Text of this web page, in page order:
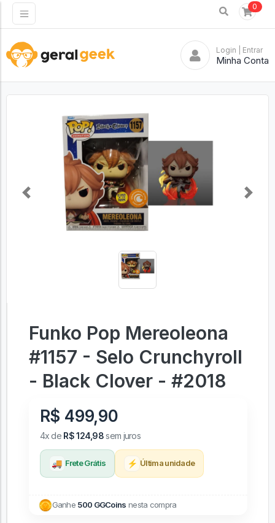
0
Login | Entrar
Minha Conta
Previous Next
Funko Pop Mereoleona
#1157 - Selo Crunchyroll
- Black Clover - #2018
R$ 499,90
4x de R$ 124,98sem juros
🚚 Frete Grátis ⚡ Última unidade
Ganhe 500 GGCoins nesta compra